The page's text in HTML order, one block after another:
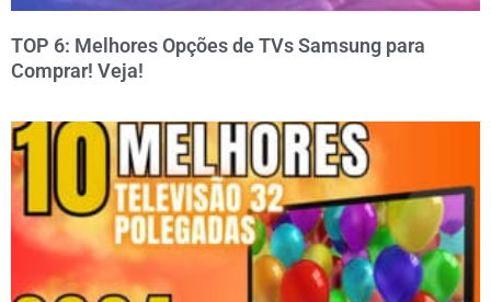
TOP 6: Melhores Opções de TVs Samsung para
Comprar! Veja!